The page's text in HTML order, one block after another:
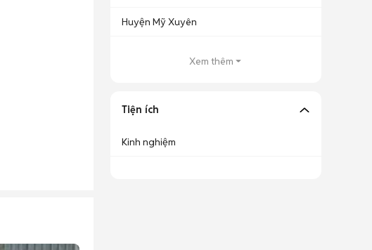
Huyện Mỹ Xuyên
Xem thêm
Tiện ích
Kinh nghiệm